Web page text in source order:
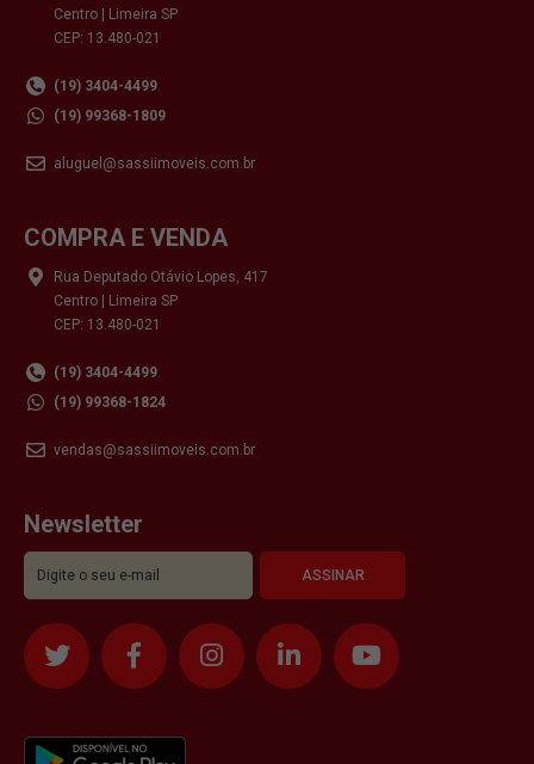
Centro | Limeira SP
CEP: 13.480-021
(19) 3404-4499
(19) 99368-1809
aluguel@sassiimoveis.com.br
COMPRA E VENDA
Rua Deputado Otávio Lopes, 417
Centro | Limeira SP
CEP: 13.480-021
(19) 3404-4499
(19) 99368-1824
vendas@sassiimoveis.com.br
Newsletter